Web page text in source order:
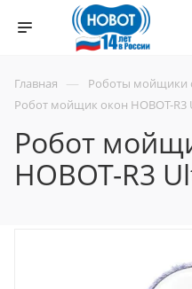
Главная — Роботы мойщики
Робот мойщик окон HOBOT-R3
Робот
HOBOT-R3